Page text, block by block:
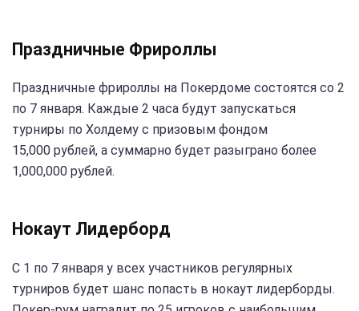
Праздничные Фрироллы
Праздничные фрироллы на Покердоме состоятся со 2
по 7 января. Каждые 2 часа будут запускаться
турниры по Холдему с призовым фондом
15,000 рублей, а суммарно будет разыграно более
1,000,000 рублей.
Нокаут Лидерборд
С 1 по 7 января у всех участников регулярных
турниров будет шанс попасть в нокаут лидерборды.